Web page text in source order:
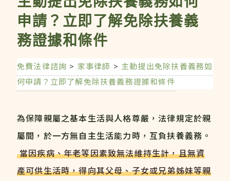
申請？立即了解免除扶養義
務證據和條件
免費法律諮詢 > 家事律師 > 主動提出免除扶養義務如
何申請？立即了解免除扶養義務證據和條件
為保障親屬之基本生活與人格尊嚴，法律規定於親
屬間，於一方無自主生活能力時，互負扶養義務。
當因疾病、年老等因素致無法維持生計，且無資
產可供生活時，得向其父母、子女或兄弟姊妹等親